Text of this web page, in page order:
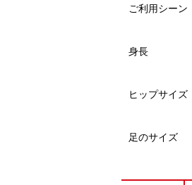
ご利用シーン
身長
ヒップサイズ
足のサイズ